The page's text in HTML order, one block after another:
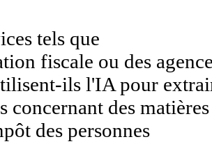
tels que
fiscale ou des
ils l'IA pour
concernant des matières
des personnes